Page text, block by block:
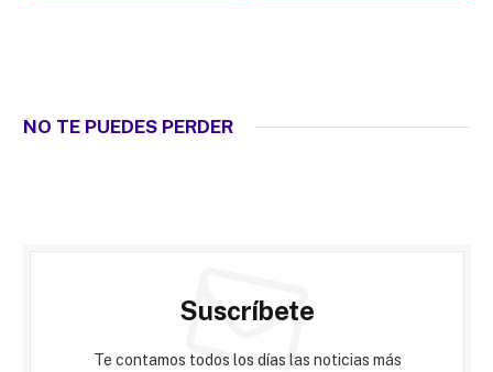
NO TE PUEDES PERDER
Suscríbete
Te contamos todos los días las noticias más